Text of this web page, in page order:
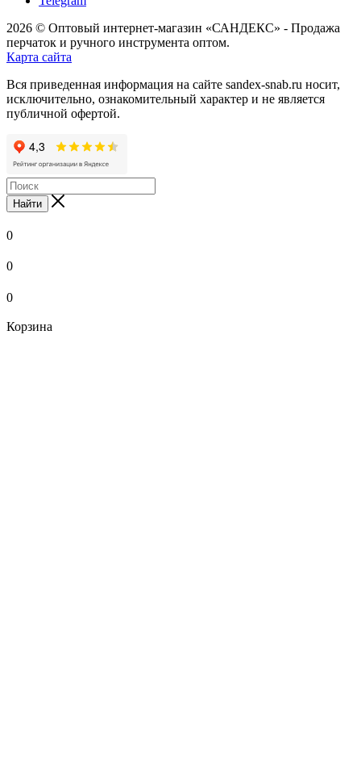
2026 © Оптовый интернет-магазин «САНДЕКС» - Продажа
перчаток и ручного инструмента оптом.
Карта сайта
Вся приведенная информация на сайте sandex-snab.ru носит,
исключительно, ознакомительный характер и не является
публичной офертой.
Найти
0
0
0
Корзина